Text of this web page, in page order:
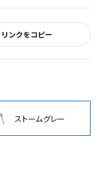
リンクをコピー
ストームグレー